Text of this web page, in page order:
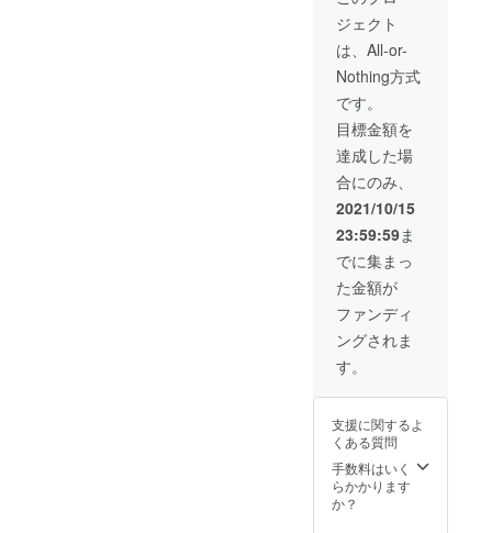
にて大
枠で会
社名ま
たは支
援者名
記載さ
せてい
ただき
ます。
今後と
も深く
より良
いお付
き合い
をさせ
ていた
だきた
いと考
す。挨
ねて感
謝メー
ルを送
らせて
いただ
事業の
場合１
２ヶ月
間アプ
リ内広
す。 現
在、My
Topicの
webサ
イト開
発を予
定して
いま
す。そ
こで
webサ
イトの
支援者
枠で会
たは支
援者名
を宣伝
目的で
記載さ
ジェクト
は、All-or-
Nothing方式
です。
目標金額を
達成した場
合にのみ、
2021/10/15
23:59:59ま
でに集まっ
た金額が
ファンディ
ングされま
す。
支援に関するよ
くある質問
手数料はいく
らかかります
か？